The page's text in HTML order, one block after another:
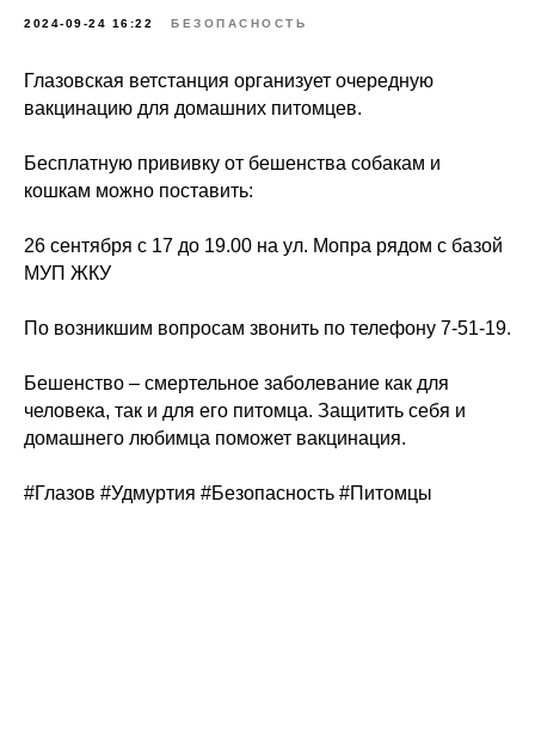
2024-09-24 16:22 БЕЗОПАСНОСТЬ
Глазовская ветстанция организует очередную
вакцинацию для домашних питомцев.
Бесплатную прививку от бешенства собакам и
кошкам можно поставить:
26 сентября с 17 до 19.00 на ул. Мопра рядом с базой
МУП ЖКУ
По возникшим вопросам звонить по телефону 7-51-19.
Бешенство – смертельное заболевание как для
человека, так и для его питомца. Защитить себя и
домашнего любимца поможет вакцинация.
#Глазов #Удмуртия #Безопасность #Питомцы